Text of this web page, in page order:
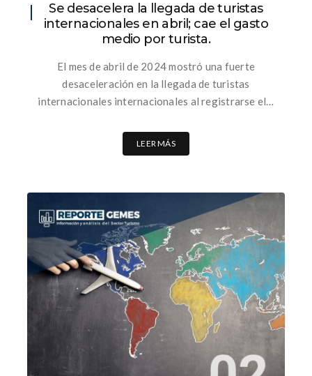
Se desacelera la llegada de turistas
internacionales en abril; cae el gasto
medio por turista.
El mes de abril de 2024 mostró una fuerte
desaceleración en la llegada de turistas
internacionales internacionales al registrarse el…
LEER MÁS